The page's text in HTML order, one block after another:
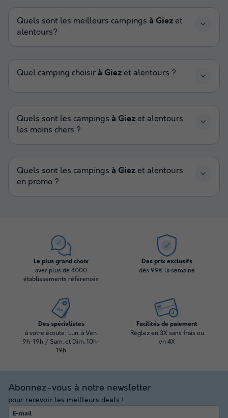
Quels sont les meilleurs campings à Giez et
alentours?
Quel camping choisirà Giez et alentours ?
Quels sont les campings à Giez et alentours
les moins chers ?
Quels sont les campings à Giez et alentours
en promo ?
Le plus grand choix
avec plus de 4000
établissements référencés
Des prix exclusifs
dès 99€ la semaine
Des spécialistes
à votre écoute: Lun. à Ven.
9h-19h / Sam. et Dim. 10h-
19h
Facilités de paiement
Réglez en 3X sans frais ou
en 4X
Abonnez-vous à notre newsletter
pour recevoir les meilleurs deals !
E-mail